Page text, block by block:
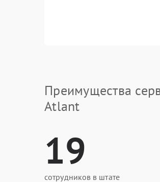
Преимущества
Atlant
19
сотрудников в штате